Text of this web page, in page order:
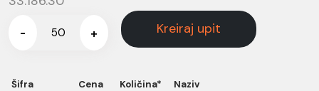
- + Kreiraj upit
Šifra Cena Količina* Naziv